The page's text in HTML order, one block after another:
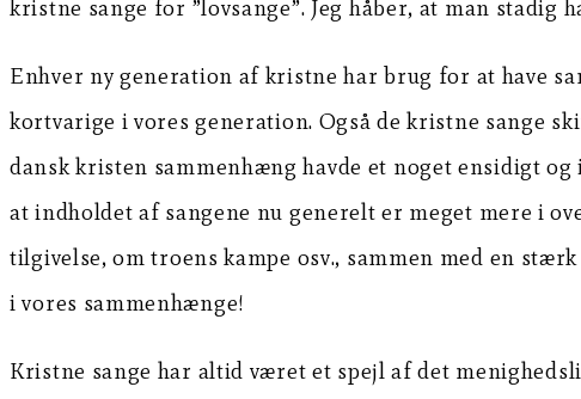
kristne sange for ”lovsange”. Jeg håber, at man
Enhver ny generation af kristne har brug for at have
kortvarige i vores generation. Også de kristne sange
dansk kristen sammenhæng havde et noget ensidigt
at indholdet af sangene nu generelt er meget mere i
tilgivelse, om troens kampe osv., sammen med en
i vores sammenhænge!
Kristne sange har altid været et spejl af det